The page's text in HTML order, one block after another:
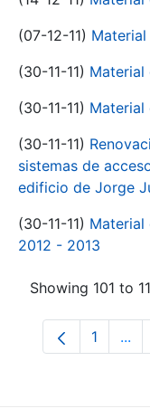
(07-12-11)
(30-11-11) Material
(30-11-11) Material
(30-11-11)
sistemas de
edificio de Jorge
(30-11-11) Material
2012 - 2013
Showing 101 to
Page
1 ...